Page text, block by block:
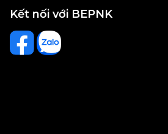
Kết nối với BEPNK